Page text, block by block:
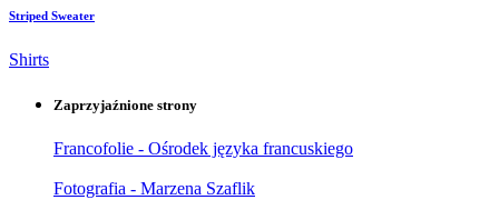
Striped Sweater
Shirts
Zaprzyjaźnione strony
Francofolie - Ośrodek języka francuskiego
Fotografia - Marzena Szaflik